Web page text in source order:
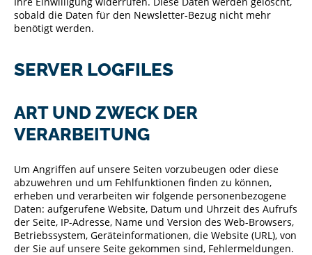
sobald die Daten für den Newsletter-Bezug nicht mehr
benötigt werden.
SERVER LOGFILES
ART UND ZWECK DER
VERARBEITUNG
Um Angriffen auf unsere Seiten vorzubeugen oder diese
abzuwehren und um Fehlfunktionen finden zu können,
erheben und verarbeiten wir folgende personenbezogene
Daten: aufgerufene Website, Datum und Uhrzeit des Aufrufs
der Seite, IP-Adresse, Name und Version des Web-Browsers,
Betriebssystem, Geräteinformationen, die Website (URL), von
der Sie auf unsere Seite gekommen sind, Fehlermeldungen.